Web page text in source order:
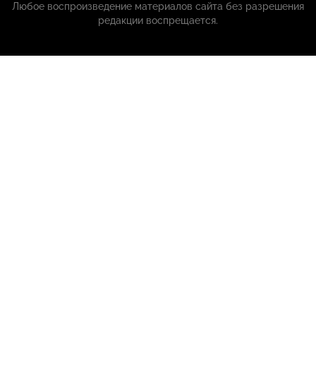
Любое воспроизведение материалов сайта без разрешения
редакции воспрещается.